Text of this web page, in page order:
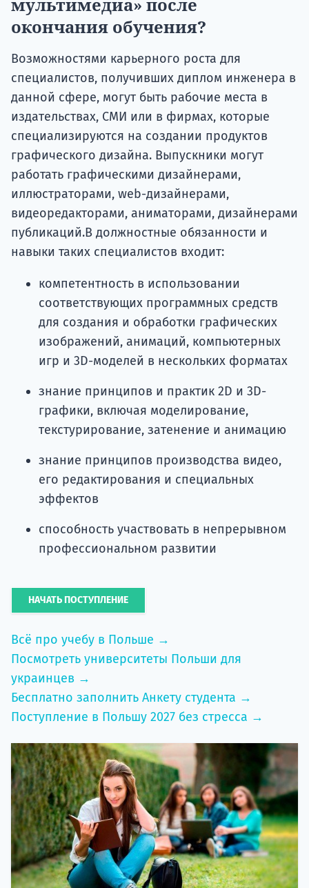
мультимедиа» после
окончания обучения?
Возможностями карьерного роста для
специалистов, получивших диплом инженера в
данной сфере, могут быть рабочие места в
издательствах, СМИ или в фирмах, которые
специализируются на создании продуктов
графического дизайна. Выпускники могут
работать графическими дизайнерами,
иллюстраторами, web-дизайнерами,
видеоредакторами, аниматорами, дизайнерами
публикаций.В должностные обязанности и
навыки таких специалистов входит:
компетентность в использовании
соответствующих программных средств
для создания и обработки графических
изображений, анимаций, компьютерных
игр и 3D-моделей в нескольких форматах
знание принципов и практик 2D и 3D-
графики, включая моделирование,
текстурирование, затенение и анимацию
знание принципов производства видео,
его редактирования и специальных
эффектов
способность участвовать в непрерывном
профессиональном развитии
НАЧАТЬ ПОСТУПЛЕНИЕ
Всё про учебу в Польше →
Посмотреть университеты Польши для
украинцев →
Бесплатно заполнить Анкету студента →
Поступление в Польшу 2027 без стресса →